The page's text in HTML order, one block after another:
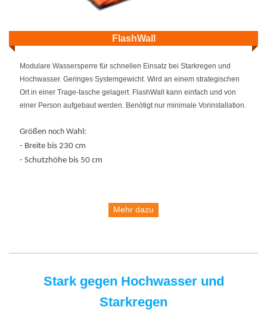
FlashWall
Modulare Wassersperre für schnellen Einsatz bei Starkregen und
Hochwasser. Geringes Systemgewicht. Wird an einem strategischen
Ort in einer Trage-tasche gelagert. FlashWall kann einfach und von
einer Person aufgebaut werden. Benötigt nur minimale Vorinstallation.
Größen noch Wahl:
- Breite bis 230 cm
- Schutzhöhe bis 50 cm
Mehr dazu
Stark gegen Hochwasser und
Starkregen